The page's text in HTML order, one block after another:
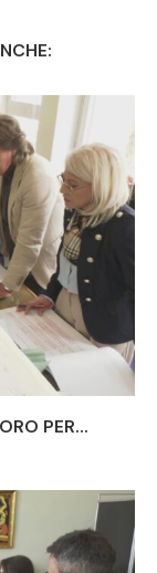
PER...